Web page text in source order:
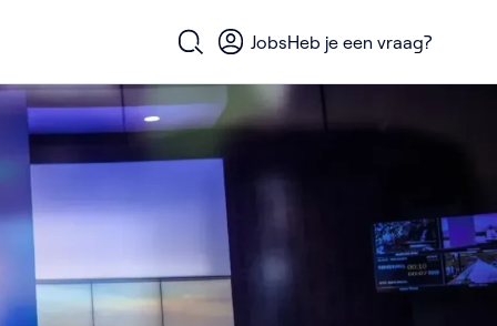
Open zoekformulier
JobsHeb je een vraag?